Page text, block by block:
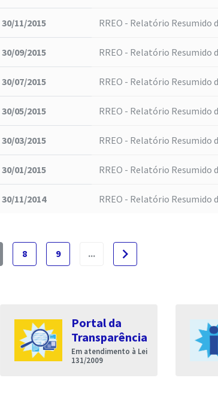
30/11/2015 RREO - Relatório Resumido
30/09/2015 RREO - Relatório Resumido
30/07/2015 RREO - Relatório Resumido
30/05/2015 RREO - Relatório Resumido
30/03/2015 RREO - Relatório Resumido
30/01/2015 RREO - Relatório Resumido
30/11/2014 RREO - Relatório Resumido
8 9 ... navigate_next
Portal da
Transparência
Em atendimento à Lei
131/2009